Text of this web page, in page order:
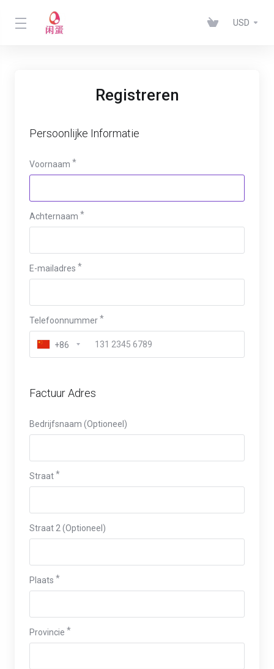
USD
Registreren
Persoonlijke Informatie
Voornaam
Achternaam
E-mailadres
Telefoonnummer
+86
Factuur Adres
Bedrijfsnaam (Optioneel)
Straat
Straat 2 (Optioneel)
Plaats
Provincie